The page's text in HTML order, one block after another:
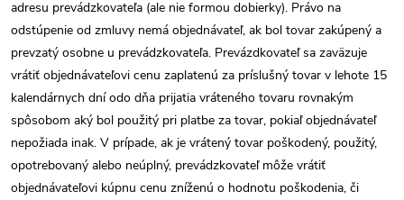
adresu prevádzkovateľa (ale nie formou dobierky). Právo na
odstúpenie od zmluvy nemá objednávateľ, ak bol tovar zakúpený a
prevzatý osobne u prevádzkovateľa. Prevázdkovateľ sa zaväzuje
vrátiť objednávateľovi cenu zaplatenú za príslušný tovar v lehote 15
kalendárnych dní odo dňa prijatia vráteného tovaru rovnakým
spôsobom aký bol použitý pri platbe za tovar, pokiaľ objednávateľ
nepožiada inak. V prípade, ak je vrátený tovar poškodený, použitý,
opotrebovaný alebo neúplný, prevádzkovateľ môže vrátiť
objednávateľovi kúpnu cenu zníženú o hodnotu poškodenia, či